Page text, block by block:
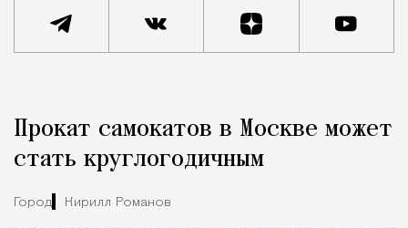
Город
Прокат самокатов в Москве может
стать круглогодичным
Город Кирилл Романов